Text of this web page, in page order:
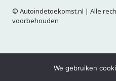
We gebruiken